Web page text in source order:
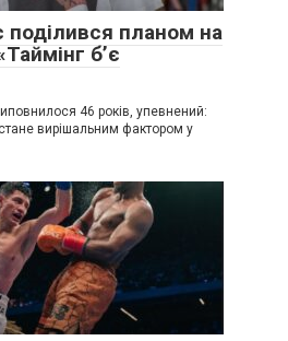
поділився планом на
б’є
46 років, упевнений:
вирішальним фактором у